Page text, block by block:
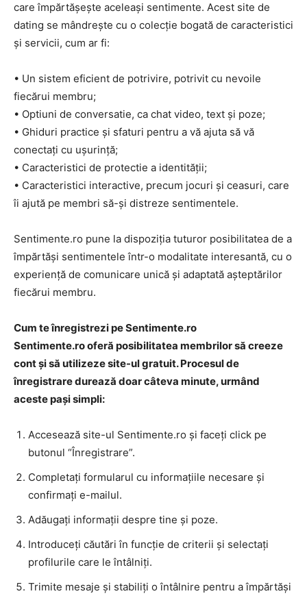
care împărtășește aceleași sentimente. Acest site de
dating se mândrește cu o colecție bogată de caracteristici
și servicii, cum ar fi:
• Un sistem eficient de potrivire, potrivit cu nevoile
fiecărui membru;
• Optiuni de conversatie, ca chat video, text și poze;
• Ghiduri practice și sfaturi pentru a vă ajuta să vă
conectați cu ușurință;
• Caracteristici de protectie a identității;
• Caracteristici interactive, precum jocuri și ceasuri, care
îi ajută pe membri să-și distreze sentimentele.
Sentimente.ro pune la dispoziția tuturor posibilitatea de a
împărtăși sentimentele într-o modalitate interesantă, cu o
experiență de comunicare unică și adaptată așteptărilor
fiecărui membru.
Cum te înregistrezi pe Sentimente.ro
Sentimente.ro oferă posibilitatea membrilor să creeze
cont și să utilizeze site-ul gratuit. Procesul de
înregistrare durează doar câteva minute, urmând
aceste pași simpli:
Accesează site-ul Sentimente.ro și faceți click pe
butonul “Înregistrare”.
Completați formularul cu informațiile necesare și
confirmați e-mailul.
Adăugați informații despre tine și poze.
Introduceți căutări în funcție de criterii și selectați
profilurile care le întâlniți.
Trimite mesaje și stabiliți o întâlnire pentru a împărtăși